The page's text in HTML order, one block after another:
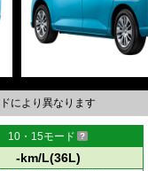
により異なります
10・15モード
-km/L(36L)